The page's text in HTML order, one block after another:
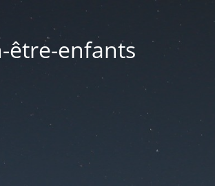
être-enfants